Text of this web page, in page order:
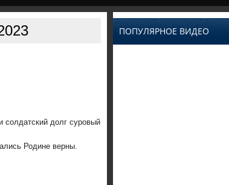
долг суровый
верны.
ПОПУЛЯРНОЕ ВИДЕО